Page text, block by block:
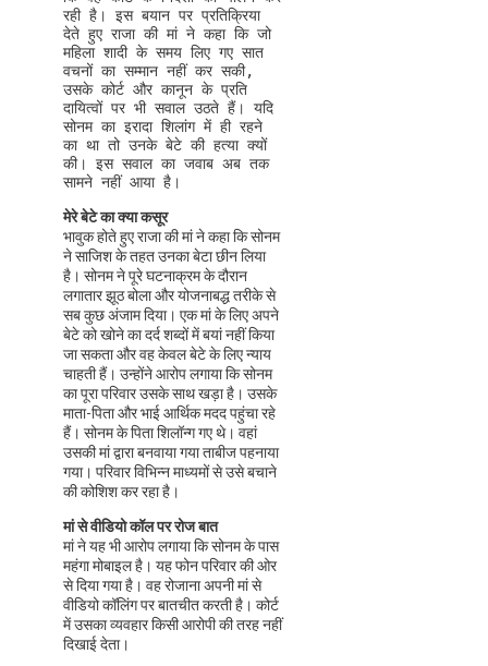
रही है। इस बयान पर प्रतिक्रिया
देते हुए राजा की मां ने कहा कि जो
महिला शादी के समय लिए गए सात
वचनों का सम्मान नहीं कर सकी,
उसके कोर्ट और कानून के प्रति
दायित्वों पर भी सवाल उठते हैं। यदि
सोनम का इरादा शिलांग में ही रहने
का था तो उनके बेटे की हत्या क्यों
की। इस सवाल का जवाब अब तक
सामने नहीं आया है।
मेरे बेटे का क्या कसूर
भावुक होते हुए राजा की मां ने कहा कि सोनम
ने साजिश के तहत उनका बेटा छीन लिया
है। सोनम ने पूरे घटनाक्रम के दौरान
लगातार झूठ बोला और योजनाबद्ध तरीके से
सब कुछ अंजाम दिया। एक मां के लिए अपने
बेटे को खोने का दर्द शब्दों में बयां नहीं किया
जा सकता और वह केवल बेटे के लिए न्याय
चाहती हैं। उन्होंने आरोप लगाया कि सोनम
का पूरा परिवार उसके साथ खड़ा है। उसके
माता-पिता और भाई आर्थिक मदद पहुंचा रहे
हैं। सोनम के पिता शिलॉन्ग गए थे। वहां
उसकी मां द्वारा बनवाया गया ताबीज पहनाया
गया। परिवार विभिन्न माध्यमों से उसे बचाने
की कोशिश कर रहा है।
मां से वीडियो कॉल पर रोज बात
मां ने यह भी आरोप लगाया कि सोनम के पास
महंगा मोबाइल है। यह फोन परिवार की ओर
से दिया गया है। वह रोजाना अपनी मां से
वीडियो कॉलिंग पर बातचीत करती है। कोर्ट
में उसका व्यवहार किसी आरोपी की तरह नहीं
दिखाई देता।